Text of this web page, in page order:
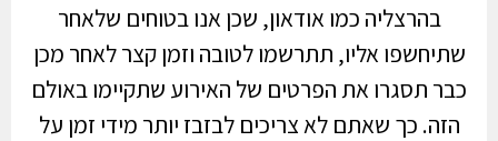
בהרצליה כמו אודאון, שכן אנו בטוחים שלאחר
שתיחשפו אליו, תתרשמו לטובה וזמן קצר לאחר מכן
כבר תסגרו את הפרטים של האירוע שתקיימו באולם
הזה. כך שאתם לא צריכים לבזבז יותר מידי זמן על